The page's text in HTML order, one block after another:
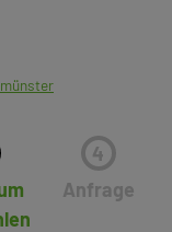
4
Anfrage